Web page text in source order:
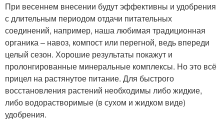
При весеннем внесении будут эффективны и удобрения
с длительным периодом отдачи питательных
соединений, например, наша любимая традиционная
органика – навоз, компост или перегной, ведь впереди
целый сезон. Хорошие результаты покажут и
пролонгированные минеральные комплексы. Но это всё
прицел на растянутое питание. Для быстрого
восстановления растений необходимы либо жидкие,
либо водорастворимые (в сухом и жидком виде)
удобрения.